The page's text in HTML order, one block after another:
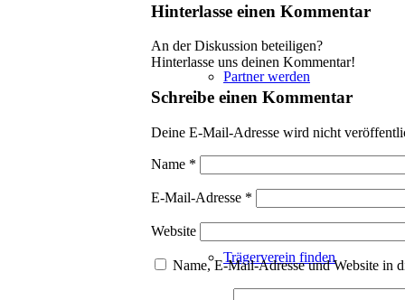
Partner werden
Trägerverein finden
Hinterlasse einen Kommentar
An der Diskussion beteiligen?
Hinterlasse uns deinen Kommentar!
Schreibe einen Kommentar
Deine E-Mail-Adresse wird nicht
Name *
E-Mail-Adresse *
Website
Name, E-Mail-Adresse und Website in